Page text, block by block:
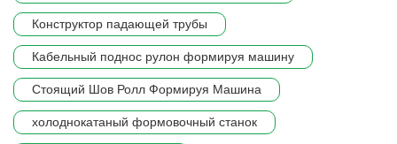
Конструктор падающей трубы
Кабельный поднос рулон формируя машину
Стоящий Шов Ролл Формируя Машина
холоднокатаный формовочный станок